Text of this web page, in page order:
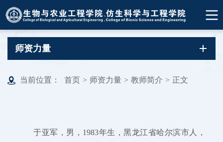
师资力量
当前位置： 首页 > 师资力量 > 教师简介 > 正文
于亚军，男，1983年生，黑龙江省哈尔滨市人，